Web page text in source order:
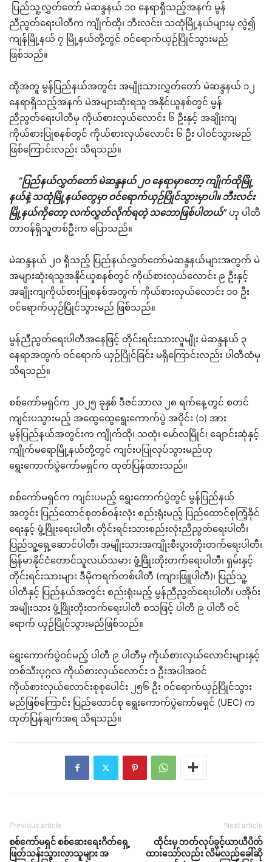
ပြည်သူ့လွှတ်တော် မဲဆန္ဒနယ် ၁၀ နေရာရှိသည့်အနက် မွန်
ညီညွတ်ရေးပါတီက ကျိုက်ထို၊ ဘီးလင်း၊ သထုံမြို့နယ်များမှ လွဲ၍
ကျန်မြို့နယ် ၇ မြို့နယ်တို့တွင် ဝင်ရောက်ယှဉ်ပြိုင်သွားမည်
ဖြစ်သည်။
ထို့အတူ မွန်ပြည်နယ်အတွင်း အမျိုးသားလွှတ်တော် မဲဆန္ဒနယ် ၁၂
နေရာရှိသည့်အနက် မဲအများဆုံးရသူ အနိုင်ယူနစ်တွင် မွန်
ညီညွတ်ရေးပါတီမှ ကိုယ်စားလှယ်လောင်း ၆ ဦးနှင့် အချိုးကျ
ကိုယ်စားပြုစနစ်တွင် ကိုယ်စားလှယ်လောင်း ၆ ဦး ပါဝင်သွားမည်
ဖြစ်ကြောင်းလည်း သိရသည်။
“ပြည်နယ်လွှတ်တော် မဲဆန္ဒနယ် ၂၀ နေရာမှာတော့ ကျိုက်ထိုမြို့
နယ်နဲ့ သထုံမြို့နယ်တွေမှာ ဝင်ရောက်ယှဉ်ပြိုင်သွားမှာပါ။ ဘီးလင်း
မြို့နယ်ကိုတော့ လက်လွှတ်လိုက်ရတဲ့ သဘောဖြစ်ပါတယ်”ဟု ပါတီ
တာဝန်ရှိသူတစ်ဦးက ပြောသည်။
မဲဆန္ဒနယ် ၂၀ ရှိသည့် ပြည်နယ်လွှတ်တော်မဲဆန္ဒနယ်များအတွက် မဲ
အများဆုံးရသူအနိုင်ယူစနစ်တွင် ကိုယ်စားလှယ်လောင်း ၉ ဦးနှင့်
အချိုးကျကိုယ်စားပြုစနစ်အတွက် ကိုယ်စားလှယ်လောင်း ၁၀ ဦး
ဝင်ရောက်ယှဉ်ပြိုင်သွားမည် ဖြစ်သည်။
မွန်ညီညွတ်ရေးပါတီအနေဖြင့် တိုင်းရင်းသားလူမျိုး မဲဆန္ဒနယ် ၃
နေရာအတွက် ဝင်ရောက် ယှဉ်ပြိုင်ခြင်း မရှိကြောင်းလည်း ပါတီထံမှ
သိရသည်။
စစ်ကော်မရှင်က ၂၀၂၅ ခုနှစ် ဒီဇင်ဘာလ ၂၈ ရက်နေ့တွင် စတင်
ကျင်းပသွားမည့် အထွေထွေရွေးကောက်ပွဲ အပိုင်း (၁) အား
မွန်ပြည်နယ်အတွင်းက ကျိုက်ထို၊ သထုံ၊ မော်လမြိုင်၊ ချောင်းဆုံနှင့်
ကျိုက်မရောမြို့နယ်တို့တွင် ကျင်းပပြုလုပ်သွားမည်ဟု
ရွေးကောက်ပွဲကော်မရှင်က ထုတ်ပြန်ထားသည်။
စစ်ကော်မရှင်က ကျင်းပမည့် ရွေးကောက်ပွဲတွင် မွန်ပြည်နယ်
အတွင်း ပြည်ထောင်စုတစ်ဝန်းလုံး စည်းရုံးမည့် ပြည်ထောင်စုကြံ့ခိုင်
ရေးနှင့် ဖွံ့ဖြိုးရေးပါတီ၊ တိုင်းရင်းသားစည်းလုံးညီညွတ်ရေးပါတီ၊
ပြည်သူ့ရှေ့ဆောင်ပါတီ၊ အမျိုးသားအကျိုးစီးပွားတိုးတက်ရေးပါတီ၊
မြန်မာနိုင်ငံတောင်သူလယ်သမား ဖွံ့ဖြိုးတိုးတက်ရေးပါတီ၊ ရှမ်းနှင့်
တိုင်းရင်းသားများ ဒီမိုကရက်တစ်ပါတီ (ကျားဖြူပါတီ)၊ ပြည်သူ့
ပါတီနှင့် ပြည်နယ်အတွင်း စည်းရုံးမည့် မွန်ညီညွတ်ရေးပါတီ၊ ပအိုဝ်း
အမျိုးသား ဖွံ့ဖြိုးတိုးတက်ရေးပါတီ စသဖြင့် ပါတီ ၉ ပါတီ ဝင်
ရောက် ယှဉ်ပြိုင်သွားမည်ဖြစ်သည်။
ရွေးကောက်ပွဲဝင်မည့် ပါတီ ၉ ပါတီမှ ကိုယ်စားလှယ်လောင်းများနှင့်
တစ်သီးပုဂ္ဂလ ကိုယ်စားလှယ်လောင်း ၁ ဦးအပါအဝင်
ကိုယ်စားလှယ်လောင်းစုစုပေါင်း ၂၅၆ ဦး ဝင်ရောက်ယှဉ်ပြိုင်သွား
မည်ဖြစ်ကြောင်း ပြည်ထောင်စု ရွေးကောက်ပွဲကော်မရှင် (UEC) က
ထုတ်ပြန်ချက်အရ သိရသည်။
Previous article
စစ်ကော်မရှင် စစ်ဆေးရေးဂိတ်ရှေ့
ဖြတ်သန်းသွားလာသူများ အ
Next article
ထိုင်းမှ ဘတ်လုပ်ခွင့်ယာယီပိတ်
ထားသော်လည်း လိမ်လည်ခေါ်ဆို